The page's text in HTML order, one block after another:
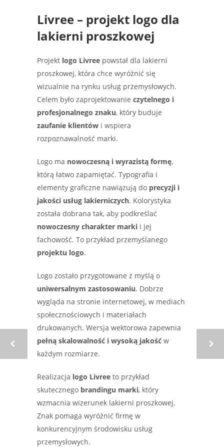
Livree – projekt logo dla
lakierni proszkowej
Projekt logo Livree powstał dla lakierni
proszkowej, która chce wyróżnić się
wizualnie na rynku usług przemysłowych.
Celem było zaprojektowanie czytelnego i
profesjonalnego znaku, który buduje
zaufanie klientów i wspiera
rozpoznawalność marki.
Logo ma nowoczesną i wyrazistą formę,
którą łatwo zapamiętać. Typografia i
elementy graficzne nawiązują do precyzji i
jakości usług lakierniczych. Kolorystyka
została dobrana tak, aby podkreślać
nowoczesny charakter marki i jej
fachowość. To przykład przemyślanego
projektu logo.
Logo zostało przygotowane z myślą o
uniwersalnym zastosowaniu. Dobrze
wygląda na stronie internetowej, w mediach
społecznościowych i materiałach
drukowanych. Wersja wektorowa zapewnia
pełną skalowalność i wysoką jakość w
każdym rozmiarze.
Realizacja logo Livree to przykład
skutecznego brandingu marki, który
wzmacnia wizerunek lakierni proszkowej.
Znak pomaga wyróżnić firmę w
konkurencyjnym środowisku usług
przemysłowych.